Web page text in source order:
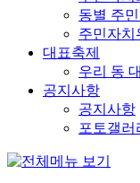
동별 주
주민자치
대표축제
우리 동
공지사항
공지사항
포토갤러